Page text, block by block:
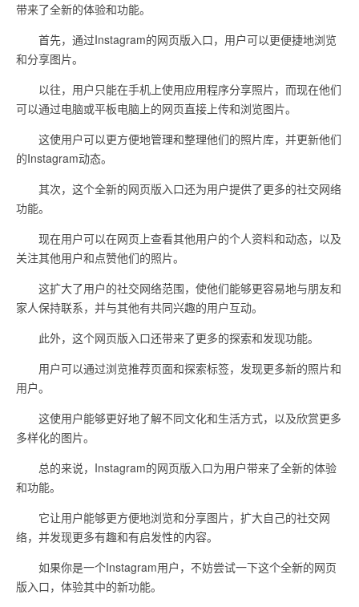
带来了全新的体验和功能。
首先，通过Instagram的网页版入口，用户可以更便捷地浏览
和分享图片。
以往，用户只能在手机上使用应用程序分享照片，而现在他们
可以通过电脑或平板电脑上的网页直接上传和浏览图片。
这使用户可以更方便地管理和整理他们的照片库，并更新他们
的Instagram动态。
其次，这个全新的网页版入口还为用户提供了更多的社交网络
功能。
现在用户可以在网页上查看其他用户的个人资料和动态，以及
关注其他用户和点赞他们的照片。
这扩大了用户的社交网络范围，使他们能够更容易地与朋友和
家人保持联系，并与其他有共同兴趣的用户互动。
此外，这个网页版入口还带来了更多的探索和发现功能。
用户可以通过浏览推荐页面和探索标签，发现更多新的照片和
用户。
这使用户能够更好地了解不同文化和生活方式，以及欣赏更多
多样化的图片。
总的来说，Instagram的网页版入口为用户带来了全新的体验
和功能。
它让用户能够更方便地浏览和分享图片，扩大自己的社交网
络，并发现更多有趣和有启发性的内容。
如果你是一个Instagram用户，不妨尝试一下这个全新的网页
版入口，体验其中的新功能。